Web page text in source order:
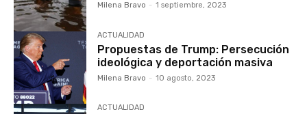
Milena Bravo - 1 septiembre, 2023
ACTUALIDAD
Propuestas de Trump: Persecución
ideológica y deportación masiva
Milena Bravo - 10 agosto, 2023
ACTUALIDAD